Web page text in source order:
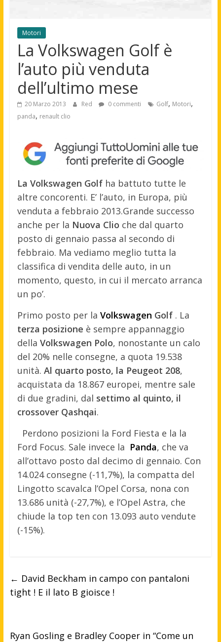
Motori
La Volkswagen Golf è
l’auto più venduta
dell’ultimo mese
20 Marzo 2013 Red 0 commenti Golf, Motori,
panda, renault clio
La Volkswagen Golf ha battuto tutte le
altre concorenti. E’ l’auto, in Europa, più
venduta a febbraio 2013.Grande successo
anche per la Nuova Clio che dal quarto
posto di gennaio passa al secondo di
febbraio. Ma vediamo meglio tutta la
classifica di vendita delle auto, in un
momento, questo, in cui il mercato arranca
un po’.
Primo posto per la Volkswagen Golf. La
terza posizione è sempre appannaggio
della Volkswagen Polo, nonostante un calo
del 20% nelle consegne, a quota 19.538
unità. Al quarto posto, la Peugeot 208,
acquistata da 18.867 europei, mentre sale
di due gradini, dal settimo al quinto, il
crossover Qashqai.
Perdono posizioni la Ford Fiesta e la la
Ford Focus. Sale invece la Panda, che va
all’ottavo posto dal decimo di gennaio. Con
14.024 consegne (-11,7%), la compatta del
Lingotto scavalca l’Opel Corsa, nona con
13.686 unità (-27,7%), e l’Opel Astra, che
chiude la top ten con 13.093 auto vendute
(-15%).
← David Beckham in campo con pantaloni
tight ! E il lato B gioisce !
Ryan Gosling e Bradley Cooper in “Come un